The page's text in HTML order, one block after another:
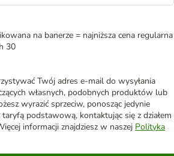
na banerze = najniższa cena regularna
30
Twój adres e-mail do wysyłania
własnych, podobnych produktów lub
wyrazić sprzeciw, ponosząc jedynie
taryfą podstawową, kontaktując się z działem
informacji znajdziesz w naszej Polityka